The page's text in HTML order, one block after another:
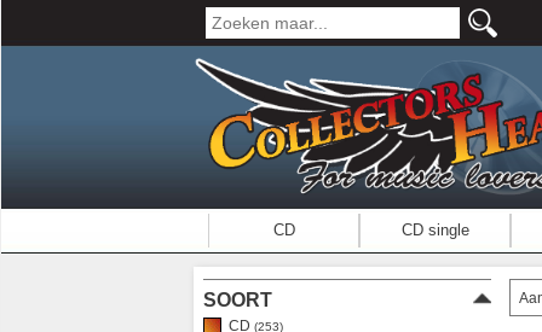
CD CD single
SOORT
CD (253)